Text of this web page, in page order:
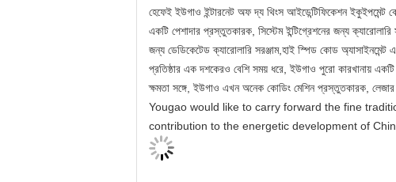
হেফেই ইউগাও ইন্টারনেট অফ দ্য থিংস আইডেন্টিফিকেশন
একটি পেশাদার প্রস্তুতকারক, সিস্টেম ইন্টিগ্রেশনের জন্য
জন্য ডেডিকেটেড ক্যারোলারি সরঞ্জাম,হাই স্পিড কোড
প্রতিষ্ঠার এক দশকেরও বেশি সময় ধরে, ইউগাও পুরো কারখানায়
ক্ষমতা সঙ্গে, ইউগাও এখন অনেক কোডিং মেশিন প্রস্তুতকারক, লেজার
Yougao would like to carry forward the fine
contribution to the energetic development of